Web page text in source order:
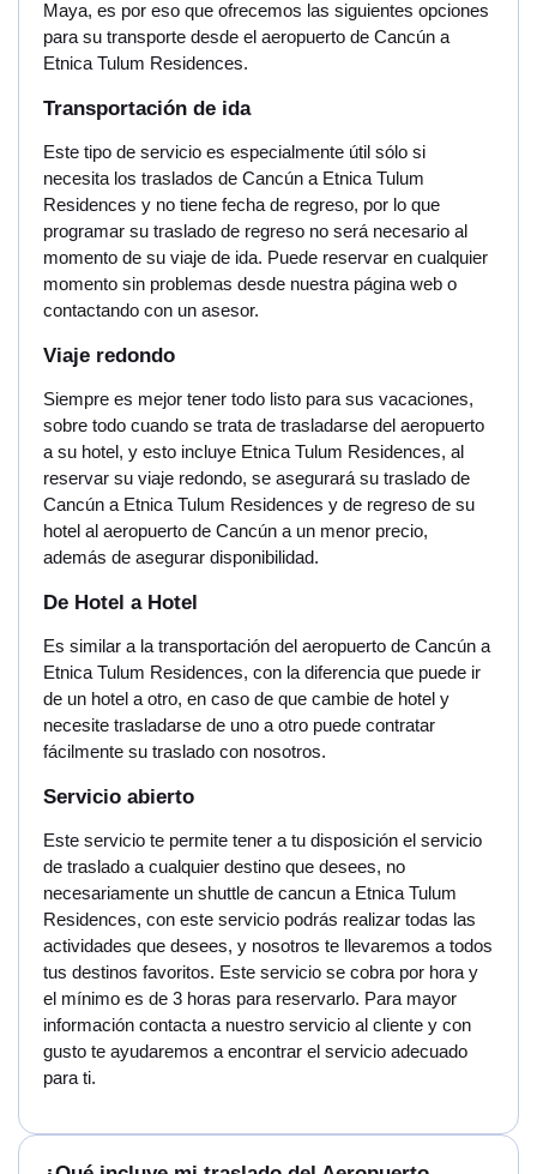
Maya, es por eso que ofrecemos las siguientes opciones
para su transporte desde el aeropuerto de Cancún a
Etnica Tulum Residences.
Transportación de ida
Este tipo de servicio es especialmente útil sólo si
necesita los traslados de Cancún a Etnica Tulum
Residences y no tiene fecha de regreso, por lo que
programar su traslado de regreso no será necesario al
momento de su viaje de ida. Puede reservar en cualquier
momento sin problemas desde nuestra página web o
contactando con un asesor.
Viaje redondo
Siempre es mejor tener todo listo para sus vacaciones,
sobre todo cuando se trata de trasladarse del aeropuerto
a su hotel, y esto incluye Etnica Tulum Residences, al
reservar su viaje redondo, se asegurará su traslado de
Cancún a Etnica Tulum Residences y de regreso de su
hotel al aeropuerto de Cancún a un menor precio,
además de asegurar disponibilidad.
De Hotel a Hotel
Es similar a la transportación del aeropuerto de Cancún a
Etnica Tulum Residences, con la diferencia que puede ir
de un hotel a otro, en caso de que cambie de hotel y
necesite trasladarse de uno a otro puede contratar
fácilmente su traslado con nosotros.
Servicio abierto
Este servicio te permite tener a tu disposición el servicio
de traslado a cualquier destino que desees, no
necesariamente un shuttle de cancun a Etnica Tulum
Residences, con este servicio podrás realizar todas las
actividades que desees, y nosotros te llevaremos a todos
tus destinos favoritos. Este servicio se cobra por hora y
el mínimo es de 3 horas para reservarlo. Para mayor
información contacta a nuestro servicio al cliente y con
gusto te ayudaremos a encontrar el servicio adecuado
para ti.